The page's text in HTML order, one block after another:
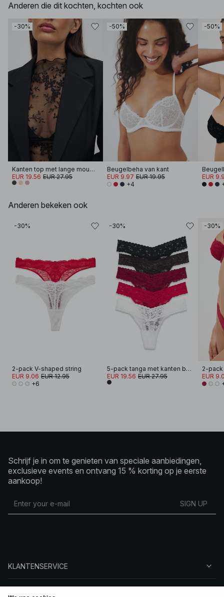
Anderen die dit kochten, kochten ook
-30%
Kanten top met lange mouwen
EUR 19.56 EUR 27.95
-50%
Beugelbeha van kant
EUR 9.97 EUR 19.95
+4
-50%
EUR
Anderen bekeken ook
-30%
2-pack V-shaped string
EUR 9.06 EUR 12.95
+6
-30%
5-pack tanga met kanten band
EUR 19.56 EUR 27.95
-30%
2-
EUR
Schrijf je in om te genieten van speciale aanbiedingen,
exclusieve events en ontvang 15 % korting op je eerste
aankoop!
SIGN UP
KLANTENSERVICE